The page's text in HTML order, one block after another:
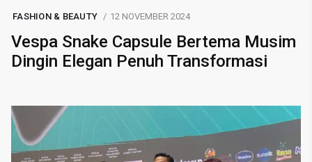
FASHION & BEAUTY 12 NOVEMBER 2024
Vespa Snake Capsule Bertema Musim
Dingin Elegan Penuh Transformasi